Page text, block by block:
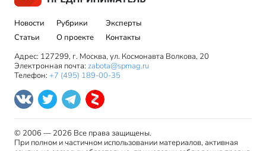
Новости
Статьи
Рубрики
О проекте
Эксперты
Контакты
Адрес: 127299, г. Москва, ул. Космонавта Волкова, 20
Электронная почта: zabota@spmag.ru
Телефон: +7 (495) 189-00-35
© 2006 — 2026 Все права защищены.
При полном и частичном использовании материалов, активная